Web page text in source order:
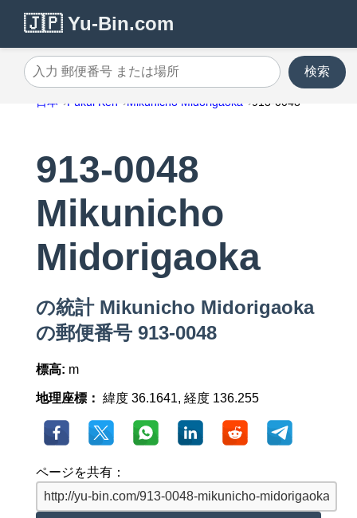
🇯🇵 Yu-Bin.com
入力 郵便番号 または場所
検索
日本 Fukui Ken Mikunicho Midorigaoka 913-0048
913-0048
Mikunicho
Midorigaoka
の統計 Mikunicho Midorigaoka
の郵便番号 913-0048
標高: m
地理座標： 緯度 36.1641, 経度 136.255
ページを共有：